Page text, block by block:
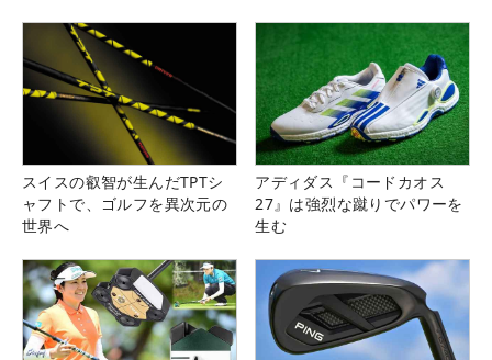
スイスの叡智が生んだTPTシ
ャフトで、ゴルフを異次元の
世界へ
アディダス『コードカオス
27』は強烈な蹴りでパワーを
生む